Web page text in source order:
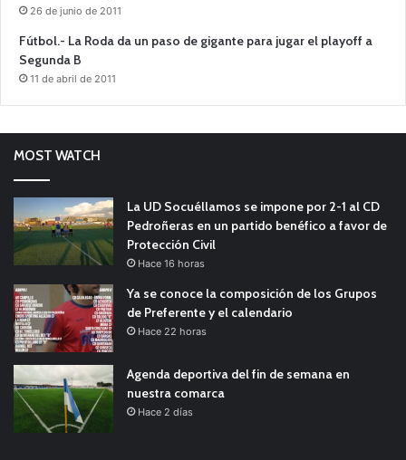
26 de junio de 2011
Fútbol.- La Roda da un paso de gigante para jugar el playoff a
Segunda B
11 de abril de 2011
MOST WATCH
La UD Socuéllamos se impone por 2-1 al CD
Pedroñeras en un partido benéfico a favor de
Protección Civil
Hace 16 horas
Ya se conoce la composición de los Grupos
de Preferente y el calendario
Hace 22 horas
Agenda deportiva del fin de semana en
nuestra comarca
Hace 2 días